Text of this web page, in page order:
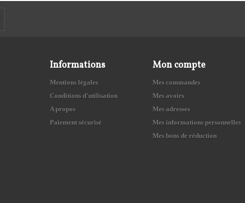
Informations
Mentions légales
Conditions d'utilisation
A propos
Paiement sécurisé
Mon compte
Mes commandes
Mes avoirs
Mes adresses
Mes informations personnelles
Mes bons de réduction